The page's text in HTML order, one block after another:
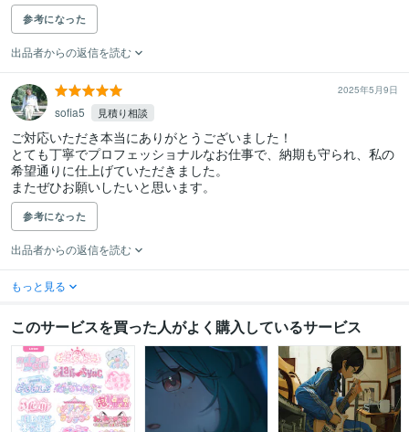
参考になった
出品者からの返信を読む
2025年5月9日
sofia5 見積り相談
ご対応いただき本当にありがとうございました！
とても丁寧でプロフェッショナルなお仕事で、納期も守られ、私の
希望通りに仕上げていただきました。
またぜひお願いしたいと思います。
参考になった
出品者からの返信を読む
もっと見る
このサービスを買った人がよく購入しているサービス